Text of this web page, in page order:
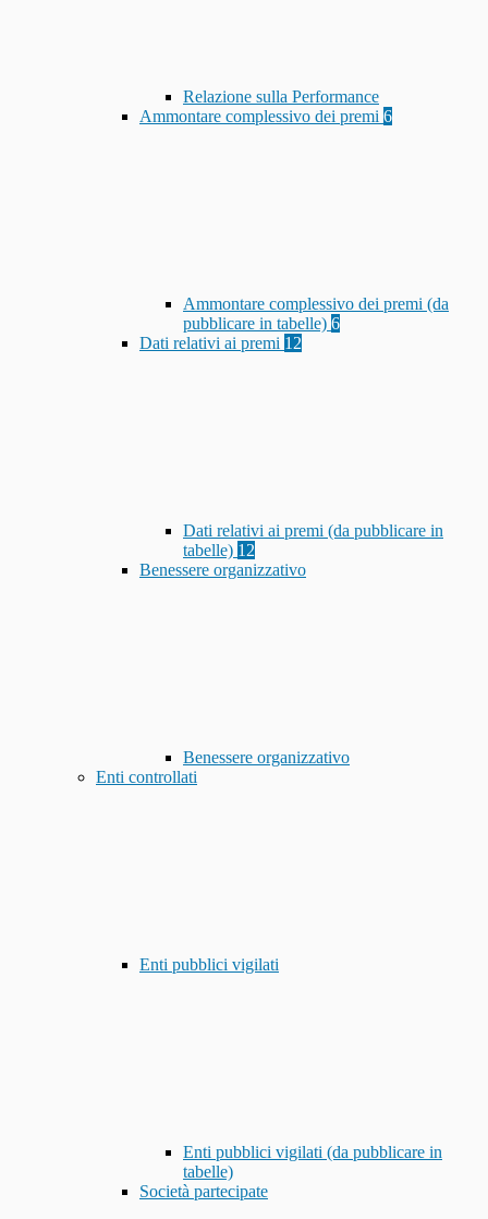
Relazione sulla Performance
Ammontare complessivo dei premi 6
Ammontare complessivo dei premi (da
pubblicare in tabelle) 6
Dati relativi ai premi 12
Dati relativi ai premi (da pubblicare in
tabelle) 12
Benessere organizzativo
Benessere organizzativo
Enti controllati
Enti pubblici vigilati
Enti pubblici vigilati (da pubblicare in
tabelle)
Società partecipate